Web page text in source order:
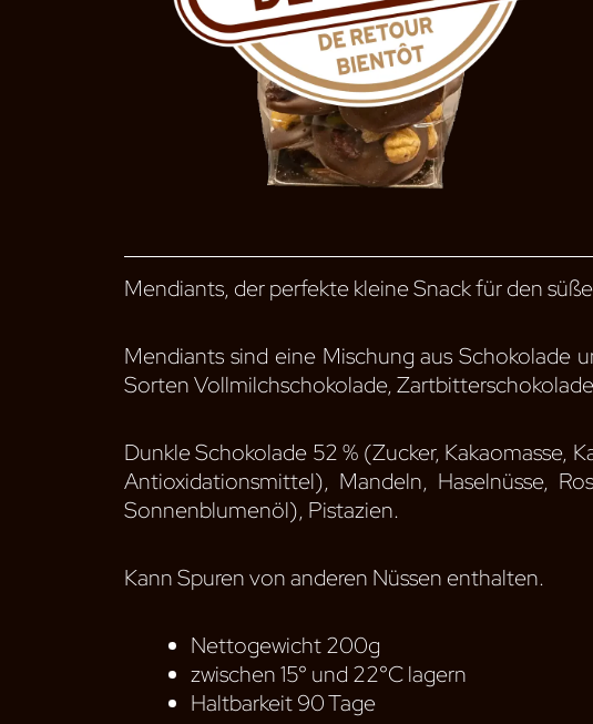
Mendiants, der perfekte kleine Snack für den
Mendiants sind eine Mischung aus Schokolade
Sorten Vollmilchschokolade,
Dunkle Schokolade 52 % (Zucker, Kakaomasse,
Antioxidationsmittel), Mandeln, Haselnüsse,
Sonnenblumenöl), Pistazien.
Kann Spuren von anderen Nüssen enthalten.
Nettogewicht 200g
zwischen 15° und 22°C lagern
Haltbarkeit 90 Tage